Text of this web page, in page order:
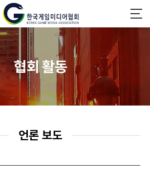
협회 활동
언론 보도